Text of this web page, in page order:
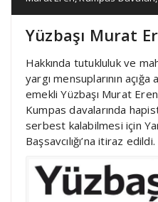
Yüzbaşı Murat
Hakkında tutukluluk ve
yargı mensuplarının açığa
emekli Yüzbaşı Murat
Kumpas davalarında
serbest kalabilmesi için
Başsavcılığı’na itiraz edildi.